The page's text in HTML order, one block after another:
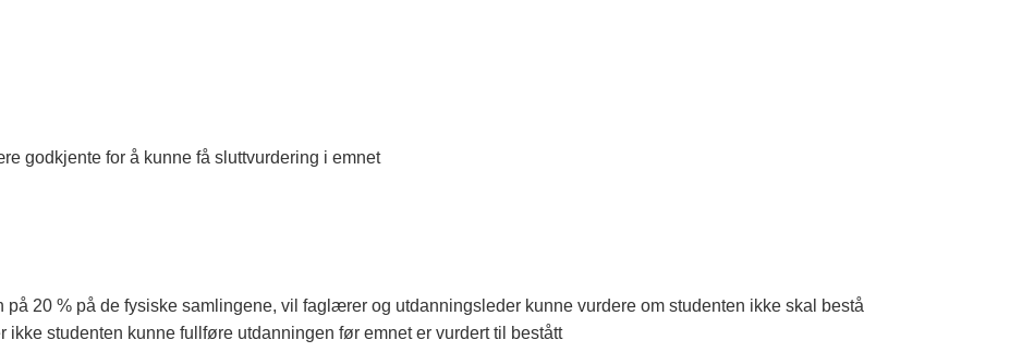
godkjente for å kunne få sluttvurdering i emnet
20 % på de fysiske samlingene, vil faglærer og utdanningsleder kunne vurdere om studenten ikke skal bestå
studenten kunne fullføre utdanningen før emnet er vurdert til bestått